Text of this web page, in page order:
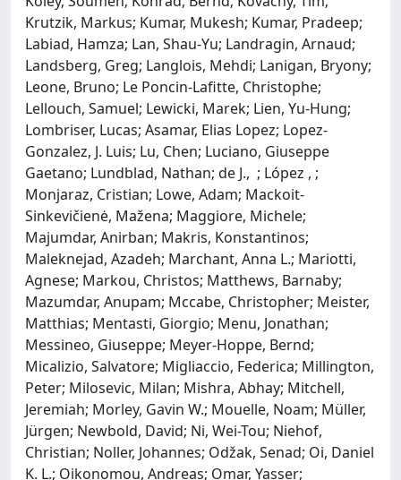
Krutzik, Markus; Kumar, Mukesh; Kumar, Pradeep;
Labiad, Hamza; Lan, Shau-Yu; Landragin, Arnaud;
Landsberg, Greg; Langlois, Mehdi; Lanigan, Bryony;
Leone, Bruno; Le Poncin-Lafitte, Christophe;
Lellouch, Samuel; Lewicki, Marek; Lien, Yu-Hung;
Lombriser, Lucas; Asamar, Elias Lopez; Lopez-
Gonzalez, J. Luis; Lu, Chen; Luciano, Giuseppe
Gaetano; Lundblad, Nathan; de J., ; López , ;
Monjaraz, Cristian; Lowe, Adam; Mackoit-
Sinkevičienė, Mažena; Maggiore, Michele;
Majumdar, Anirban; Makris, Konstantinos;
Maleknejad, Azadeh; Marchant, Anna L.; Mariotti,
Agnese; Markou, Christos; Matthews, Barnaby;
Mazumdar, Anupam; Mccabe, Christopher; Meister,
Matthias; Mentasti, Giorgio; Menu, Jonathan;
Messineo, Giuseppe; Meyer-Hoppe, Bernd;
Micalizio, Salvatore; Migliaccio, Federica; Millington,
Peter; Milosevic, Milan; Mishra, Abhay; Mitchell,
Jeremiah; Morley, Gavin W.; Mouelle, Noam; Müller,
Jürgen; Newbold, David; Ni, Wei-Tou; Niehof,
Christian; Noller, Johannes; Odžak, Senad; Oi, Daniel
K. L.; Oikonomou, Andreas; Omar, Yasser;